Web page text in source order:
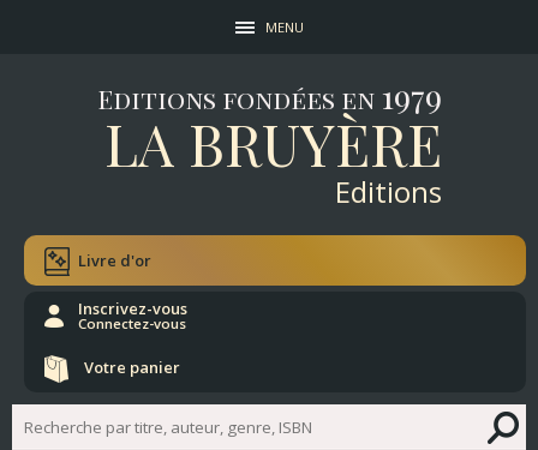
MENU
Editions fondées en 1979
LA BRUYÈRE
Editions
Livre d'or
Inscrivez-vous
Connectez-vous
Votre panier